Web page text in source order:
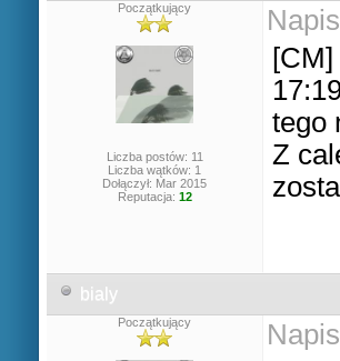
Początkujący
Liczba postów: 11
Liczba wątków: 1
Dołączył: Mar 2015
Reputacja: 12
tego
Z
bialy
Początkujący